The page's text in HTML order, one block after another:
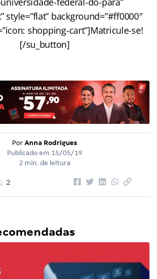
style=”flat” background=”#ff0000″
shopping-cart”]Matricule-se!
[/su_button]
Por Anna Rodrigues
Publicado em 15/05/19
2 min. de leitura
2